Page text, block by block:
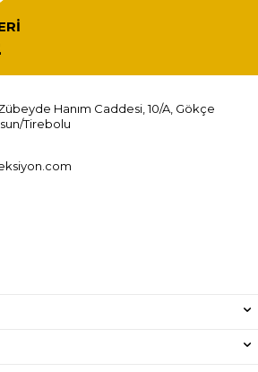
Hanım Caddesi, 10/A, Gökçe
Tirebolu